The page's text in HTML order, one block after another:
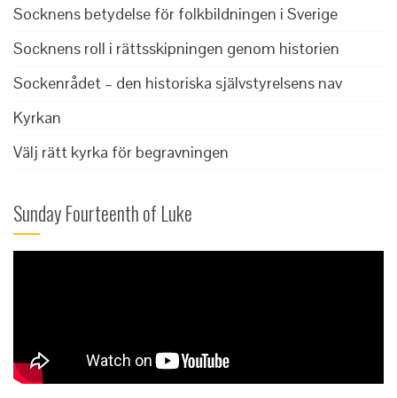
Socknens betydelse för folkbildningen i Sverige
Socknens roll i rättsskipningen genom historien
Sockenrådet – den historiska självstyrelsens nav
Kyrkan
Välj rätt kyrka för begravningen
Sunday Fourteenth of Luke